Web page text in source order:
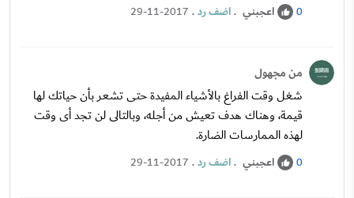
0 اعجبني .اضف رد.
29-11-2017
من مجهول
شغل وقت الفراغ بالأشياء المفيدة حتى تشعر بأن حياتك لها
قيمة، وهناك هدف تعيش من أجله، وبالتالى لن تجد أى وقت
لهذه الممارسات الضارة.
0 اعجبني .اضف رد.
29-11-2017